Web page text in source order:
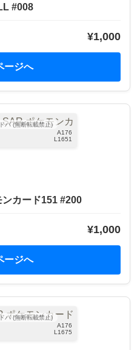
#008
¥1,000
ージへ
A176
L1651
バ (無断転載禁止)
カード151 #200
¥1,000
ージへ
A176
L1675
バ (無断転載禁止)